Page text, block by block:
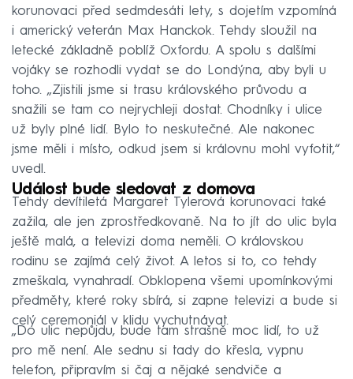
korunovaci před sedmdesáti lety, s dojetím vzpomíná
i americký veterán Max Hanckok. Tehdy sloužil na
letecké základně poblíž Oxfordu. A spolu s dalšími
vojáky se rozhodli vydat se do Londýna, aby byli u
toho. „Zjistili jsme si trasu královského průvodu a
snažili se tam co nejrychleji dostat. Chodníky i ulice
už byly plné lidí. Bylo to neskutečné. Ale nakonec
jsme měli i místo, odkud jsem si královnu mohl vyfotit,“
uvedl.
Událost bude sledovat z domova
Tehdy devítiletá Margaret Tylerová korunovaci také
zažila, ale jen zprostředkovaně. Na to jít do ulic byla
ještě malá, a televizi doma neměli. O královskou
rodinu se zajímá celý život. A letos si to, co tehdy
zmeškala, vynahradí. Obklopena všemi upomínkovými
předměty, které roky sbírá, si zapne televizi a bude si
celý ceremoniál v klidu vychutnávat.
„Do ulic nepůjdu, bude tam strašně moc lidí, to už
pro mě není. Ale sednu si tady do křesla, vypnu
telefon, připravím si čaj a nějaké sendviče a